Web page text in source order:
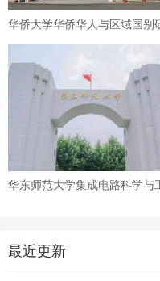
华侨大学华侨华人与区域国别
事
华东师范大学集成电路科学与
最近更新